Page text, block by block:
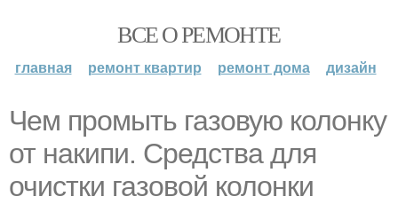
ВСЕ О РЕМОНТЕ
главная ремонт квартир ремонт дома дизайн
Чем промыть газовую колонку
от накипи. Средства для
очистки газовой колонки